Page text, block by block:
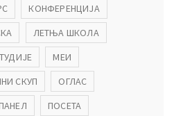
КОНФЕРЕНЦИЈА
ЛЕТЊА ШКОЛА
МЕИ
СКУП
ОГЛАС
ПОСЕТА